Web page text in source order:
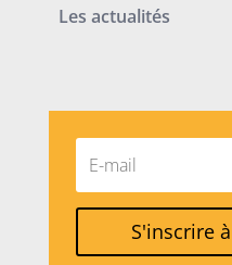
Les actualités
S'inscrire